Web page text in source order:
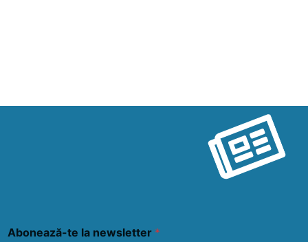
Abonează-te la newsletter *